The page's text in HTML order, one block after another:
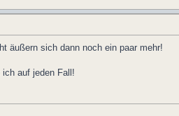
äußern sich dann noch ein paar mehr!
ich auf jeden Fall!